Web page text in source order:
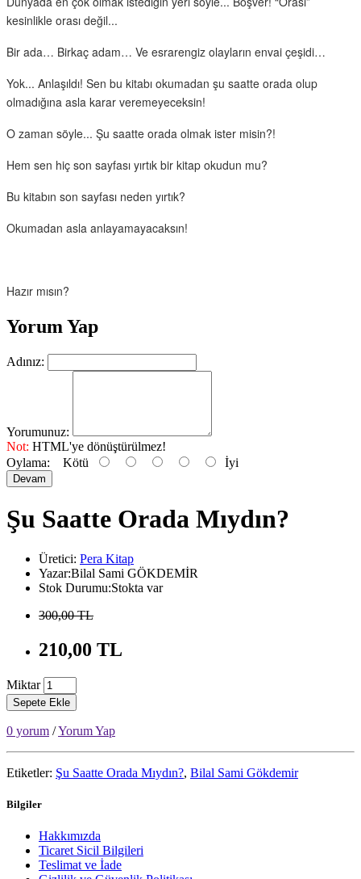
kesinlikle orası değil...
Bir ada… Birkaç adam… Ve esrarengiz olayların envai çeşidi…
Yok... Anlaşıldı! Sen bu kitabı okumadan şu saatte orada olup
olmadığına asla karar veremeyeceksin!
O zaman söyle... Şu saatte orada olmak ister misin?!
Hem sen hiç son sayfası yırtık bir kitap okudun mu?
Bu kitabın son sayfası neden yırtık?
Okumadan asla anlayamayacaksın!
Hazır mısın?
Yorum Yap
Adınız:
Yorumunuz:
Not: HTML'ye dönüştürülmez!
Oylama: Kötü İyi
Devam
Şu Saatte Orada Mıydın?
Üretici: Pera Kitap
Yazar:Bilal Sami GÖKDEMİR
Stok Durumu:Stokta var
300,00 TL
210,00 TL
Miktar
Sepete Ekle
0 yorum /Yorum Yap
Etiketler: Şu Saatte Orada Mıydın?, Bilal Sami Gökdemir
Bilgiler
Hakkımızda
Ticaret Sicil Bilgileri
Teslimat ve İade